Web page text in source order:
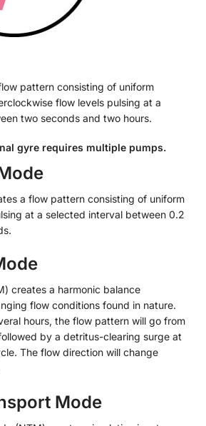
pattern consisting of uniform
flow levels pulsing at a
two seconds and two hours.
gyre requires multiple pumps.
a flow pattern consisting of uniform
at a selected interval between 0.2
creates a harmonic balance
flow conditions found in nature.
hours, the flow pattern will go from
by a detritus-clearing surge at
The flow direction will change
Mode